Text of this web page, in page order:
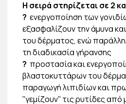
Η σειρά στηρίζεται σε 2
? ενεργοποίηση των
εξασφαλίζουν την άμυνα
του δέρματος, ενώ
τη διαδικασία γήρανσης
? προστασία και
βλαστοκυττάρων του
παραγωγή λιπιδίων και
''γεμίζουν'' τις ρυτίδες από